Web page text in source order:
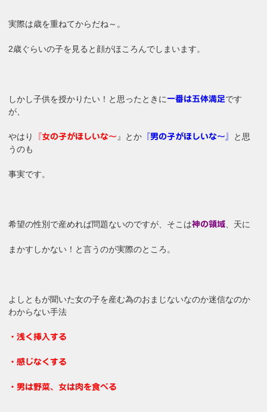
実際は歳を重ねてからだね～。
2歳ぐらいの子を見ると顔がほころんでしまいます。
しかし子供を授かりたい！と思ったときに一番は五体満足です
が、
やはり 『女の子がほしいな～ 』とか 『男の子がほしいな～』
と思
うのも
事実です。
希望の性別で産めれば問題ないのですが、そこは神の領域 、天に
まかすしかない！と言うのが実際のところ。
よしともが聞いた女の子を産む為のおまじないなのか迷信なのか
わからない手法
・浅く挿入する
・感じなくする
・男は野菜、女は肉を食べる